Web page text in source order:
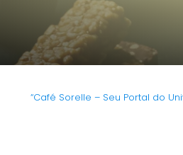
“Café Sorelle – Seu Portal do